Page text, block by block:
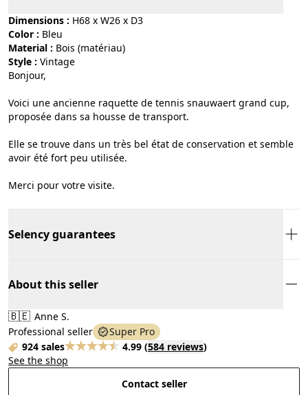
Dimensions : H68 x W26 x D3
Color :
bleu
Material :
bois (matériau)
Style :
vintage
Bonjour,
Voici une ancienne raquette de tennis snauwaert grand cup,
proposée dans sa housse de transport.
Elle se trouve dans un très bel état de conservation et semble
avoir été fort peu utilisée.
Merci pour votre visite.
Selency guarantees
About this seller
🇧🇪 Anne S.
Professional seller
Super Pro
924 sales
4.99 (584 reviews)
See the shop
Contact seller